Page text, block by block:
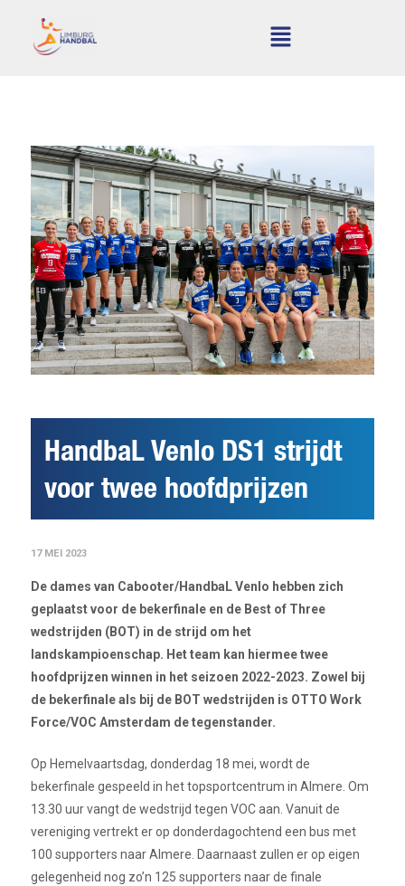
HandbaL Venlo DS1 strijdt
voor twee hoofdprijzen
17 MEI 2023
De dames van Cabooter/HandbaL Venlo hebben zich
geplaatst voor de bekerfinale en de Best of Three
wedstrijden (BOT) in de strijd om het
landskampioenschap. Het team kan hiermee twee
hoofdprijzen winnen in het seizoen 2022-2023. Zowel bij
de bekerfinale als bij de BOT wedstrijden is OTTO Work
Force/VOC Amsterdam de tegenstander.
Op Hemelvaartsdag, donderdag 18 mei, wordt de
bekerfinale gespeeld in het topsportcentrum in Almere. Om
13.30 uur vangt de wedstrijd tegen VOC aan. Vanuit de
vereniging vertrekt er op donderdagochtend een bus met
100 supporters naar Almere. Daarnaast zullen er op eigen
gelegenheid nog zo’n 125 supporters naar de finale